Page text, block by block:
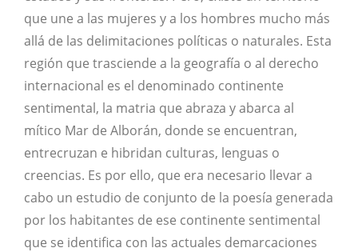
que une a las mujeres y a los hombres mucho más
allá de las delimitaciones políticas o naturales. Esta
región que trasciende a la geografía o al derecho
internacional es el denominado continente
sentimental, la matria que abraza y abarca al
mítico Mar de Alborán, donde se encuentran,
entrecruzan e hibridan culturas, lenguas o
creencias. Es por ello, que era necesario llevar a
cabo un estudio de conjunto de la poesía generada
por los habitantes de ese continente sentimental
que se identifica con las actuales demarcaciones